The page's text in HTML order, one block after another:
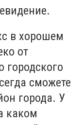
в хорошем
от
городского
сможете
города. У
каком